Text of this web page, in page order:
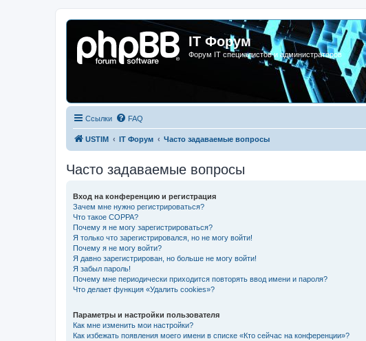
IT Форум
Форум IT специалистов и администраторов
Ссылки FAQ
USTIM IT Форум Часто задаваемые вопросы
Часто задаваемые вопросы
Вход на конференцию и регистрация
Зачем мне нужно регистрироваться?
Что такое COPPA?
Почему я не могу зарегистрироваться?
Я только что зарегистрировался, но не могу войти!
Почему я не могу войти?
Я давно зарегистрирован, но больше не могу войти!
Я забыл пароль!
Почему мне периодически приходится повторять ввод имени и пароля?
Что делает функция «Удалить cookies»?
Параметры и настройки пользователя
Как мне изменить мои настройки?
Как избежать появления моего имени в списке «Кто сейчас на конференции»?